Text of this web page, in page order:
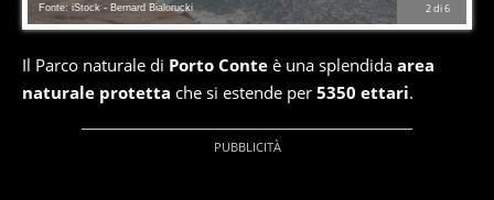
2di6
Fonte: iStock - Bernard Bialorucki
Il Parco naturale di Porto Conte è una splendida area
naturale protetta che si estende per 5350 ettari.